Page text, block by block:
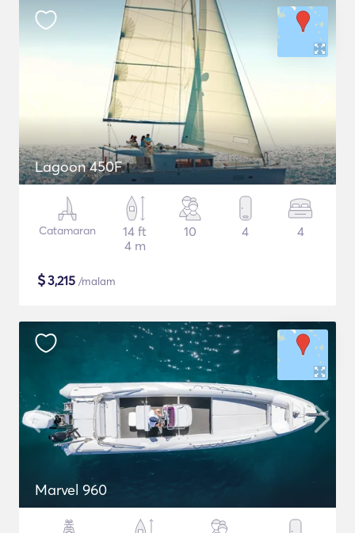
Lagoon 450F
Catamaran
14 ft
4 m
10 4 4
$3,215 /malam
Μarvel 960